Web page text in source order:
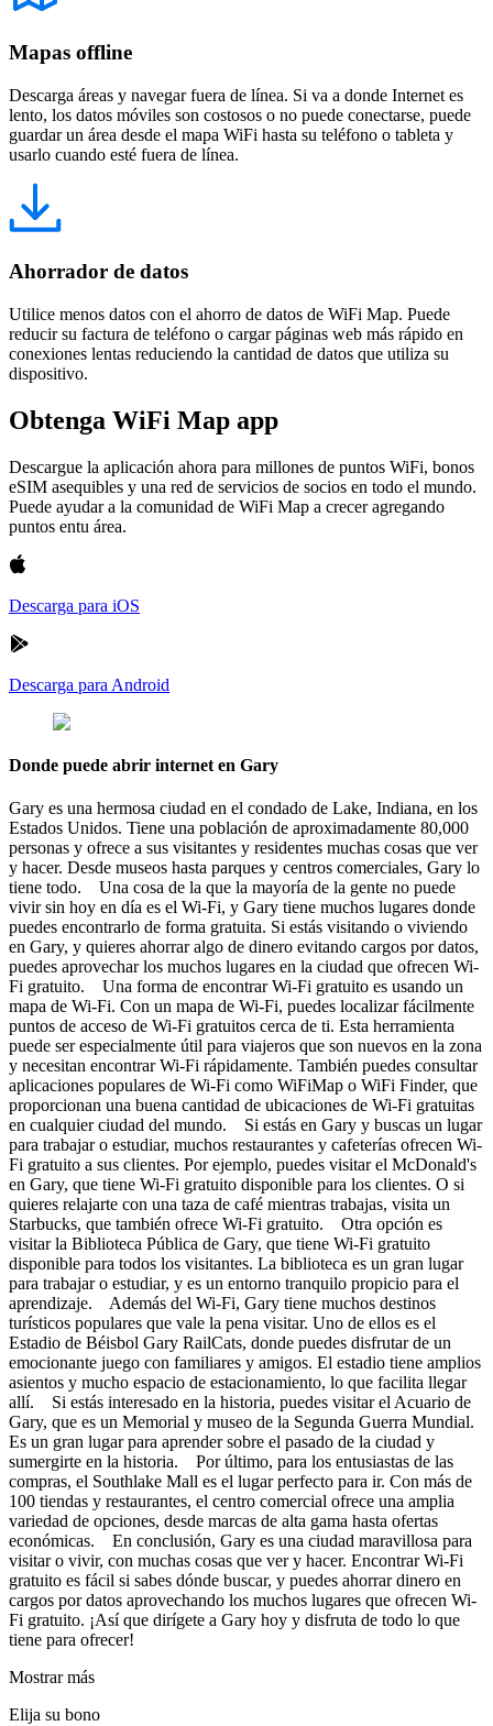
Mapas offline
Descarga áreas y navegar fuera de línea. Si va a donde Internet es
lento, los datos móviles son costosos o no puede conectarse, puede
guardar un área desde el mapa WiFi hasta su teléfono o tableta y
usarlo cuando esté fuera de línea.
Ahorrador de datos
Utilice menos datos con el ahorro de datos de WiFi Map. Puede
reducir su factura de teléfono o cargar páginas web más rápido en
conexiones lentas reduciendo la cantidad de datos que utiliza su
dispositivo.
Obtenga WiFi Map app
Descargue la aplicación ahora para millones de puntos WiFi, bonos
eSIM asequibles y una red de servicios de socios en todo el mundo.
Puede ayudar a la comunidad de WiFi Map a crecer agregando
puntos entu área.
Descarga para iOS
Descarga para Android
Donde puede abrir internet en Gary
Gary es una hermosa ciudad en el condado de Lake, Indiana, en los
Estados Unidos. Tiene una población de aproximadamente 80,000
personas y ofrece a sus visitantes y residentes muchas cosas que ver
y hacer. Desde museos hasta parques y centros comerciales, Gary lo
tiene todo. Una cosa de la que la mayoría de la gente no puede
vivir sin hoy en día es el Wi-Fi, y Gary tiene muchos lugares donde
puedes encontrarlo de forma gratuita. Si estás visitando o viviendo
en Gary, y quieres ahorrar algo de dinero evitando cargos por datos,
puedes aprovechar los muchos lugares en la ciudad que ofrecen Wi-
Fi gratuito. Una forma de encontrar Wi-Fi gratuito es usando un
mapa de Wi-Fi. Con un mapa de Wi-Fi, puedes localizar fácilmente
puntos de acceso de Wi-Fi gratuitos cerca de ti. Esta herramienta
puede ser especialmente útil para viajeros que son nuevos en la zona
y necesitan encontrar Wi-Fi rápidamente. También puedes consultar
aplicaciones populares de Wi-Fi como WiFiMap o WiFi Finder, que
proporcionan una buena cantidad de ubicaciones de Wi-Fi gratuitas
en cualquier ciudad del mundo. Si estás en Gary y buscas un lugar
para trabajar o estudiar, muchos restaurantes y cafeterías ofrecen Wi-
Fi gratuito a sus clientes. Por ejemplo, puedes visitar el McDonald's
en Gary, que tiene Wi-Fi gratuito disponible para los clientes. O si
quieres relajarte con una taza de café mientras trabajas, visita un
Starbucks, que también ofrece Wi-Fi gratuito. Otra opción es
visitar la Biblioteca Pública de Gary, que tiene Wi-Fi gratuito
disponible para todos los visitantes. La biblioteca es un gran lugar
para trabajar o estudiar, y es un entorno tranquilo propicio para el
aprendizaje. Además del Wi-Fi, Gary tiene muchos destinos
turísticos populares que vale la pena visitar. Uno de ellos es el
Estadio de Béisbol Gary RailCats, donde puedes disfrutar de un
emocionante juego con familiares y amigos. El estadio tiene amplios
asientos y mucho espacio de estacionamiento, lo que facilita llegar
allí. Si estás interesado en la historia, puedes visitar el Acuario de
Gary, que es un Memorial y museo de la Segunda Guerra Mundial.
Es un gran lugar para aprender sobre el pasado de la ciudad y
sumergirte en la historia. Por último, para los entusiastas de las
compras, el Southlake Mall es el lugar perfecto para ir. Con más de
100 tiendas y restaurantes, el centro comercial ofrece una amplia
variedad de opciones, desde marcas de alta gama hasta ofertas
económicas. En conclusión, Gary es una ciudad maravillosa para
visitar o vivir, con muchas cosas que ver y hacer. Encontrar Wi-Fi
gratuito es fácil si sabes dónde buscar, y puedes ahorrar dinero en
cargos por datos aprovechando los muchos lugares que ofrecen Wi-
Fi gratuito. ¡Así que dirígete a Gary hoy y disfruta de todo lo que
tiene para ofrecer!
Mostrar más
Elija su bono